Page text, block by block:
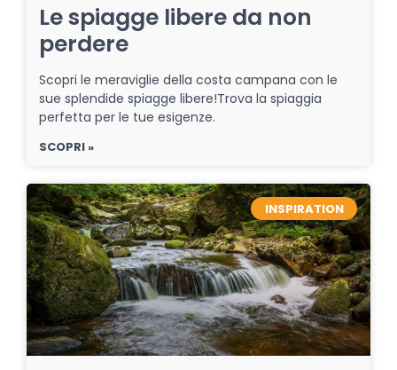
Le spiagge libere da non
perdere
Scopri le meraviglie della costa campana con le
sue splendide spiagge libere!Trova la spiaggia
perfetta per le tue esigenze.
SCOPRI »
INSPIRATION